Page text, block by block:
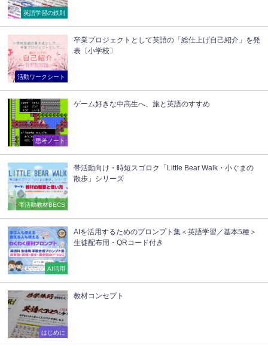
英語学習の鉄則
活動ワークシート
卒業プロジェクトとして英語の「総仕上げ自己紹介」を発
表〔小学校〕
思考ノート
ゲーム好きな中高生へ、旅と英語のすすめ
帯活動教材BECS
帯活動向け・時短スゴロク「Little Bear Walk・小ぐまの
散歩」シリーズ
AI活用
AIを活用するためのプロンプト集＜英語学習／基本5種＞
生徒配布用・QRコード付き
はじめに
教材コンセプト